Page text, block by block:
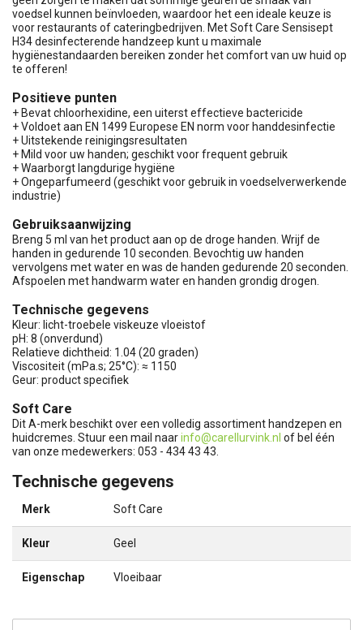
voedsel kunnen beïnvloeden, waardoor het een ideale keuze is
voor restaurants of cateringbedrijven. Met Soft Care Sensisept
H34 desinfecterende handzeep kunt u maximale
hygiënestandaarden bereiken zonder het comfort van uw huid op
te offeren!
Positieve punten
+ Bevat chloorhexidine, een uiterst effectieve bactericide
+ Voldoet aan EN 1499 Europese EN norm voor handdesinfectie
+ Uitstekende reinigingsresultaten
+ Mild voor uw handen; geschikt voor frequent gebruik
+ Waarborgt langdurige hygiëne
+ Ongeparfumeerd (geschikt voor gebruik in voedselverwerkende
industrie)
Gebruiksaanwijzing
Breng 5 ml van het product aan op de droge handen. Wrijf de
handen in gedurende 10 seconden. Bevochtig uw handen
vervolgens met water en was de handen gedurende 20 seconden.
Afspoelen met handwarm water en handen grondig drogen.
Technische gegevens
Kleur: licht-troebele viskeuze vloeistof
pH: 8 (onverdund)
Relatieve dichtheid: 1.04 (20 graden)
Viscositeit (mPa.s; 25°C): ≈ 1150
Geur: product specifiek
Soft Care
Dit A-merk beschikt over een volledig assortiment handzepen en
huidcremes. Stuur een mail naarinfo@carellurvink.nl of bel één
van onze medewerkers: 053 - 434 43 43.
Technische gegevens
Merk Soft Care
Kleur Geel
Eigenschap Vloeibaar